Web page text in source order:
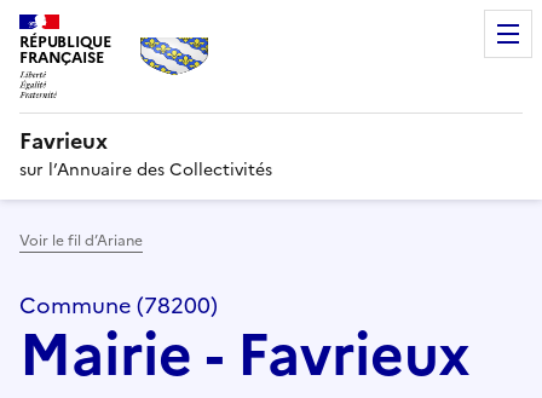
RÉPUBLIQUE
FRANÇAISE
Favrieux
sur l’Annuaire des Collectivités
Voir le fil d’Ariane
Commune (78200)
Mairie - Favrieux